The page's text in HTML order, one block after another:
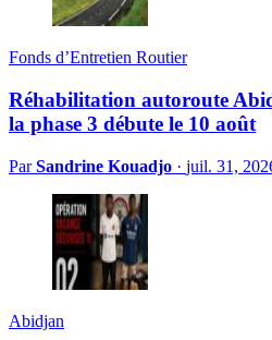
Fonds d’Entretien Routier
Réhabilitation autoroute
la phase 3 débute le 10 août
ParSandrine Kouadjo · juil. 31,
Abidjan